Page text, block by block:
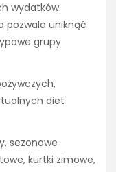
wydatków.
pozwala uniknąć
grupy
diet
sezonowe
kurtki zimowe,